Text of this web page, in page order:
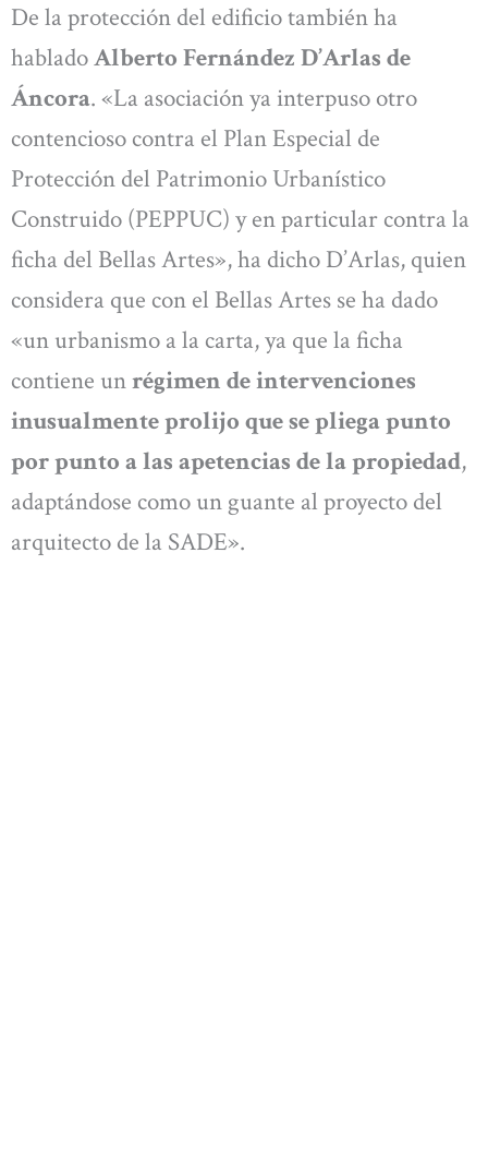
De la protección del edificio también ha
habladoAlberto Fernández D’Arlas de
Áncora. «La asociación ya interpuso otro
contencioso contra el Plan Especial de
Protección del Patrimonio Urbanístico
Construido (PEPPUC) y en particular contra la
ficha del Bellas Artes», ha dicho D’Arlas, quien
considera que con el Bellas Artes se ha dado
«un urbanismo a la carta, ya que la ficha
contiene unrégimen de intervenciones
inusualmente prolijo que se pliega punto
por punto a las apetencias de la propiedad,
adaptándose como un guante al proyecto del
arquitecto de la SADE».